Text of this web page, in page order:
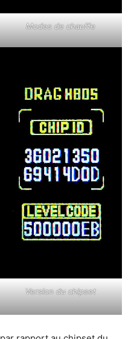
Modes de chauffe
Version du chipset